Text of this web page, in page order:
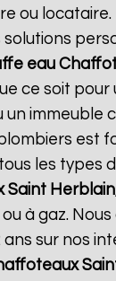
ou locataire.
eau
ce soit pour
un immeuble
est
les types
Saint Herblain
à gaz.
sur nos